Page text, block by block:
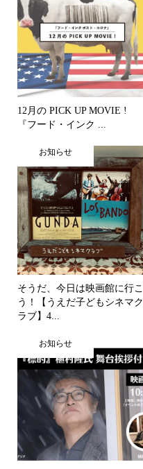
12月の PICK UP MOVIE !
『フード・インク ...
お知らせ
そうだ、今日は映画館に行こ
う！【うえだ子どもシネマク
ラブ】4...
お知らせ